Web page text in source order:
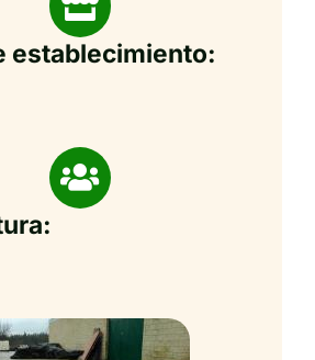
establecimiento: